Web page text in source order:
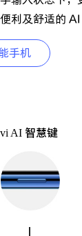
利及舒适的 AI
手机
AI 智慧键